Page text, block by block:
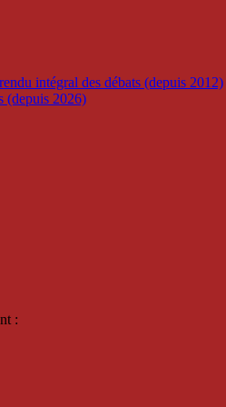
intégral des débats (depuis 2012)
(depuis 2026)
: